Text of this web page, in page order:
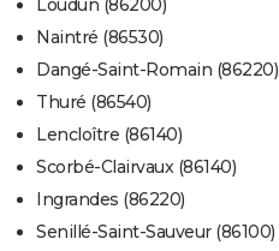
Loudun (86200)
Naintré (86530)
Dangé-Saint-Romain (86220)
Thuré (86540)
Lencloître (86140)
Scorbé-Clairvaux (86140)
Ingrandes (86220)
Senillé-Saint-Sauveur (86100)